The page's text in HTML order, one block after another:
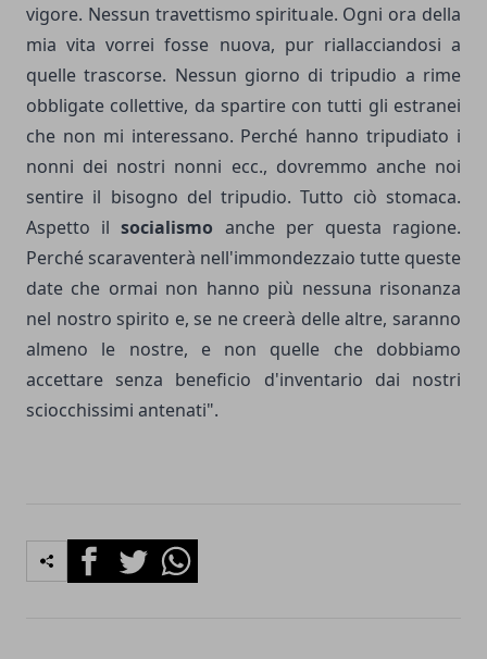
vigore. Nessun travettismo spirituale. Ogni ora della
mia vita vorrei fosse nuova, pur riallacciandosi a
quelle trascorse. Nessun giorno di tripudio a rime
obbligate collettive, da spartire con tutti gli estranei
che non mi interessano. Perché hanno tripudiato i
nonni dei nostri nonni ecc., dovremmo anche noi
sentire il bisogno del tripudio. Tutto ciò stomaca.
Aspetto ilsocialismo anche per questa ragione.
Perché scaraventerà nell'immondezzaio tutte queste
date che ormai non hanno più nessuna risonanza
nel nostro spirito e, se ne creerà delle altre, saranno
almeno le nostre, e non quelle che dobbiamo
accettare senza beneficio d'inventario dai nostri
sciocchissimi antenati".
FacebookTwitterWhatsapp